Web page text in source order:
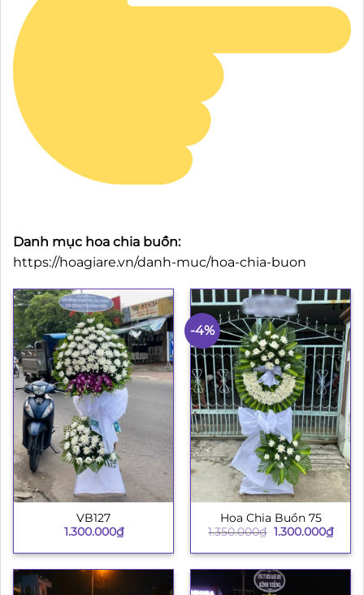
Danh mục hoa chia buồn:
https://hoagiare.vn/danh-muc/hoa-chia-buon
VB127
1.300.000₫
-4%
Hoa Chia Buồn 75
1.350.000₫ Giá
là:
1.300.000₫Giá
hiện
tại